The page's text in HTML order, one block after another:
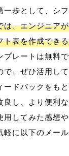
一歩として、シ
は、エンジニア
ト表を作成でき
プレートは無料
、ぜひ活用して
ードバックをも
良し、より便利
用してみた感想
軽に以下のメー